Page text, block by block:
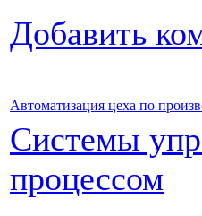
Добавить
Автоматизация цеха по
Системы
процессом